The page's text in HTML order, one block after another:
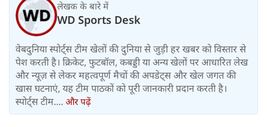
लेखक के बारे में
WD Sports Desk
वेबदुनिया स्पोर्ट्स टीम खेलों की दुनिया से जुड़ी हर खबर को विस्तार से
पेश करती है। क्रिकेट, फुटबॉल, कबड्डी या अन्य खेलों पर आधारित लेख
और न्यूज़ से लेकर महत्वपूर्ण मैचों की अपडेट्स और खेल जगत की
खास घटनाएं, यह टीम पाठकों को पूरी जानकारी प्रदान करती है।
स्पोर्ट्स टीम.... और पढ़ें